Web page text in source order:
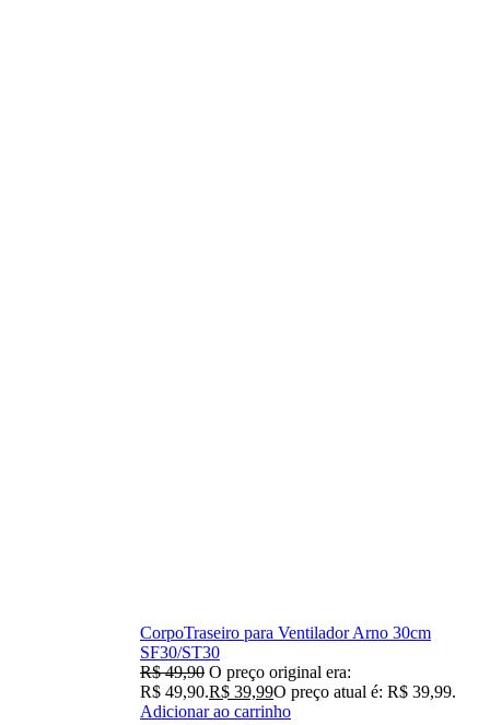
CorpoTraseiro para Ventilador Arno 30cm
SF30/ST30
R$49,90 O preço original era:
R$ 49,90.R$ 39,99O preço atual é: R$ 39,99.
Adicionar ao carrinho